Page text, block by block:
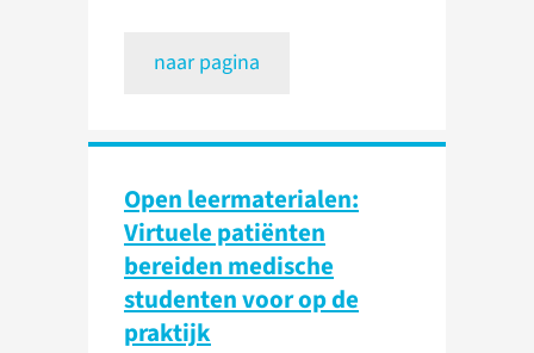
naar pagina
Open leermaterialen:
Virtuele patiënten
bereiden medische
studenten voor op de
praktijk